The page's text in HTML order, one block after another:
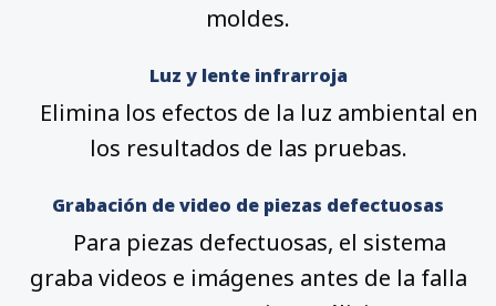
moldes.
Luz y lente infrarroja
Elimina los efectos de la luz ambiental en
los resultados de las pruebas.
Grabación de video de piezas defectuosas
Para piezas defectuosas, el sistema
graba videos e imágenes antes de la falla